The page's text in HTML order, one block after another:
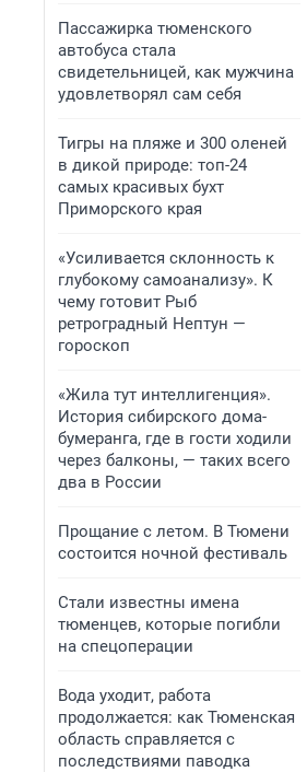
Пассажирка тюменского
автобуса стала
свидетельницей, как мужчина
удовлетворял сам себя
Тигры на пляже и 300 оленей
в дикой природе: топ-24
самых красивых бухт
Приморского края
«Усиливается склонность к
глубокому самоанализу». К
чему готовит Рыб
ретроградный Нептун —
гороскоп
«Жила тут интеллигенция».
История сибирского дома-
бумеранга, где в гости ходили
через балконы, — таких всего
два в России
Прощание с летом. В Тюмени
состоится ночной фестиваль
Стали известны имена
тюменцев, которые погибли
на спецоперации
Вода уходит, работа
продолжается: как Тюменская
область справляется с
последствиями паводка